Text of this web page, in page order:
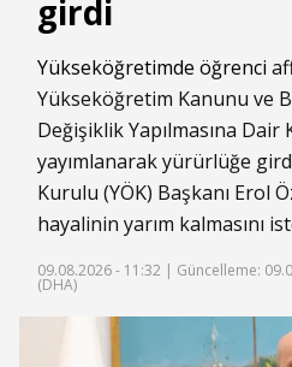
girdi
Yükseköğretimde öğrenci
Yükseköğretim Kanunu ve
Değişiklik Yapılmasına Dair
yayımlanarak yürürlüğe
Kurulu (YÖK) Başkanı Erol
hayalinin yarım kalmasını
09.08.2026 - 11:32 | Güncelleme:
(DHA)